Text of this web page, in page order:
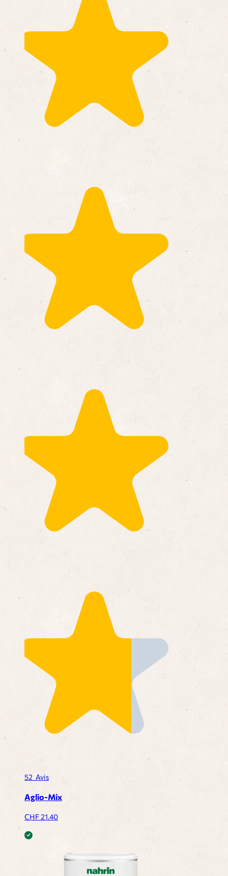
52 Avis
Aglio-Mix
CHF21.40